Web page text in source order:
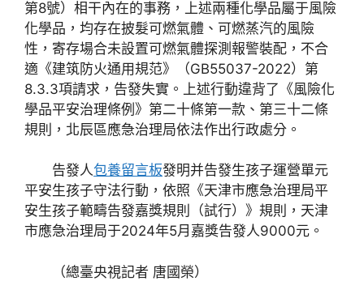
第8號）相干內在的事務，上述兩種化學品屬于風險
化學品，均存在披髮可燃氣體、可燃蒸汽的風險
性，寄存場合未設置可燃氣體探測報警裝配，不合
適《建筑防火通用規范》（GB55037-2022）第
8.3.3項請求，告發失實。上述行動違背了《風險化
學品平安治理條例》第二十條第一款、第三十二條
規則，北辰區應急治理局依法作出行政處分。
告發人包養留言板發明并告發生孩子運營單元
平安生孩子守法行動，依照《天津市應急治理局平
安生孩子範疇告發嘉獎規則（試行）》規則，天津
市應急治理局于2024年5月嘉獎告發人9000元。
（總臺央視記者 唐國榮）